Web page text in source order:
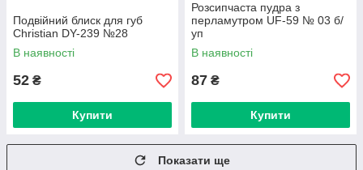
Подвійний блиск для губ
Christian DY-239 №28
В наявності
52 ₴
Купити
Розсипчаста пудра з
перламутром UF-59 № 03 б/
уп
В наявності
87 ₴
Купити
Показати ще